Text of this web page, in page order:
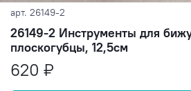
арт. 26149-2
26149-2 Инструменты для
плоскогубцы, 12,5см
620 ₽